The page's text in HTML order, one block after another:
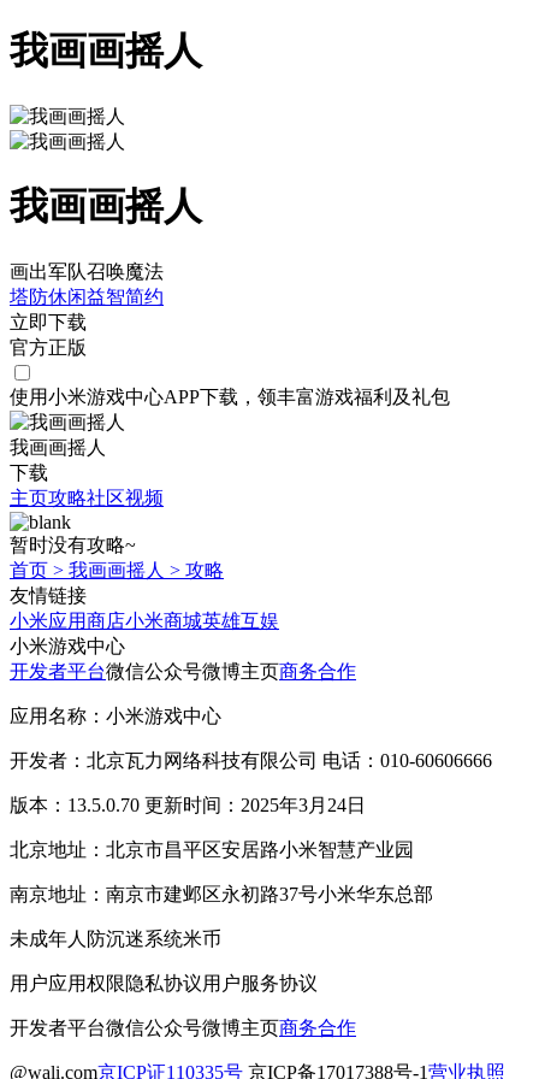
我画画摇人
我画画摇人
画出军队召唤魔法
塔防休闲益智简约
立即下载
官方正版
使用小米游戏中心APP下载 ，领丰富游戏福利 及礼包
我画画摇人
下载
主页攻略社区视频
暂时没有攻略~
首页 > 我画画摇人 > 攻略
友情链接
小米应用商店小米商城英雄互娱
小米游戏中心
开发者平台微信公众号微博主页商务合作
应用名称：小米游戏中心
开发者：北京瓦力网络科技有限公司 电话：010-60606666
版本：13.5.0.70 更新时间：2025年3月24日
北京地址：北京市昌平区安居路小米智慧产业园
南京地址：南京市建邺区永初路37号小米华东总部
未成年人防沉迷系统米币
用户应用权限隐私协议用户服务协议
开发者平台微信公众号微博主页商务合作
@wali.com京ICP证110335号 京ICP备17017388号-1营业执照